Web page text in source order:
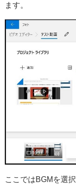
ます。
ここではBGMを選